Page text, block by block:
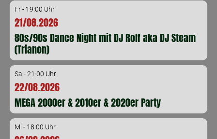
Fr - 19:00 Uhr
21/08.2026
80s/90s Dance Night mit DJ Rolf aka DJ Steam
(Trianon)
Sa - 21:00 Uhr
22/08.2026
MEGA 2000er & 2010er & 2020er Party
Mi - 18:00 Uhr